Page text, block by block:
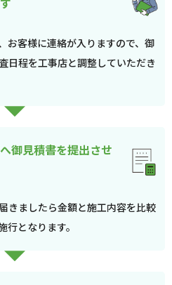
お客様に連絡が入りますので、御
日程を工事店と調整していただき
御見積書を提出させ
きましたら金額と施工内容を比較
行となります。